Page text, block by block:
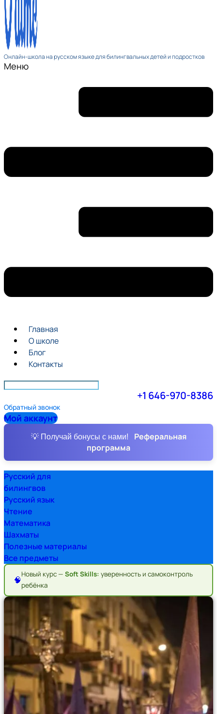
Онлайн-школа на русском языке для билингвальных детей и подростков
Меню
Главная
О школе
Блог
Контакты
+1 646-970-8386
Обратный звонок
Мой аккаунт
💡 Получай бонусы с нами!
Реферальная
программа
Русский для
билингвов
Русский язык
Чтение
Математика
Шахматы
Полезные материалы
Все предметы
🧠
Новый курс — Soft Skills: уверенность и самоконтроль
ребёнка